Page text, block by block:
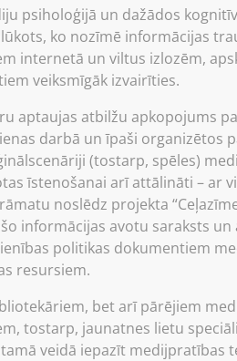
psiholoģijā un dažādos
ko nozīmē informācijas
internetā un viltus izlozēm,
veiksmīgāk izvairīties.
aptaujas atbilžu apkopojums
darbā un īpaši organizētos
(tostarp, spēles)
īstenošanai arī attālināti – ar
noslēdz projekta
informācijas avotu saraksts un
politikas dokumentiem
resursiem.
bet arī pārējiem
tostarp, jaunatnes lietu
veidā iepazīt medijpratības